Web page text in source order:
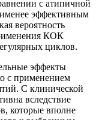
с атипичной
эффективным
вероятность
КОК
циклов.
эффекты
с применением
С клинической
вследствие
которые вполне